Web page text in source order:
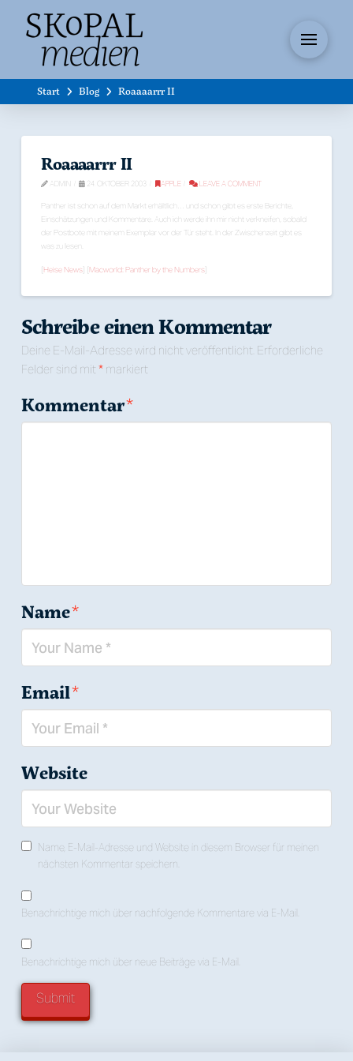
Start Blog Roaaaarrr II
Roaaaarrr II
ADMIN 24. OKTOBER 2003 APPLE LEAVE A COMMENT
Panther ist schon auf dem Markt erhältlich… und schon gibt es erste Berichte,
Einschätzungen und Kommentare. Auch ich werde ihn mir nicht verkneifen, sobald
der Postbote mit meinem Exemplar vor der Tür steht. In der Zwischenzeit gibt es
was zu lesen.
Heise News] [ Macworld: Panther by the Numbers]
Schreibe einen Kommentar
Deine E-Mail-Adresse wird nicht veröffentlicht. Erforderliche
Felder sind mit *markiert
Kommentar*
Name*
Email*
Website
Name, E-Mail-Adresse und Website in diesem Browser für meinen
nächsten Kommentar speichern.
Benachrichtige mich über nachfolgende Kommentare via E-Mail.
Benachrichtige mich über neue Beiträge via E-Mail.